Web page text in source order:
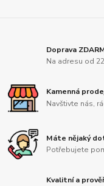
Doprava
Na adresu od
Kamenná
Navštivte nás,
Máte nějaký
Potřebujete
Kvalitní a